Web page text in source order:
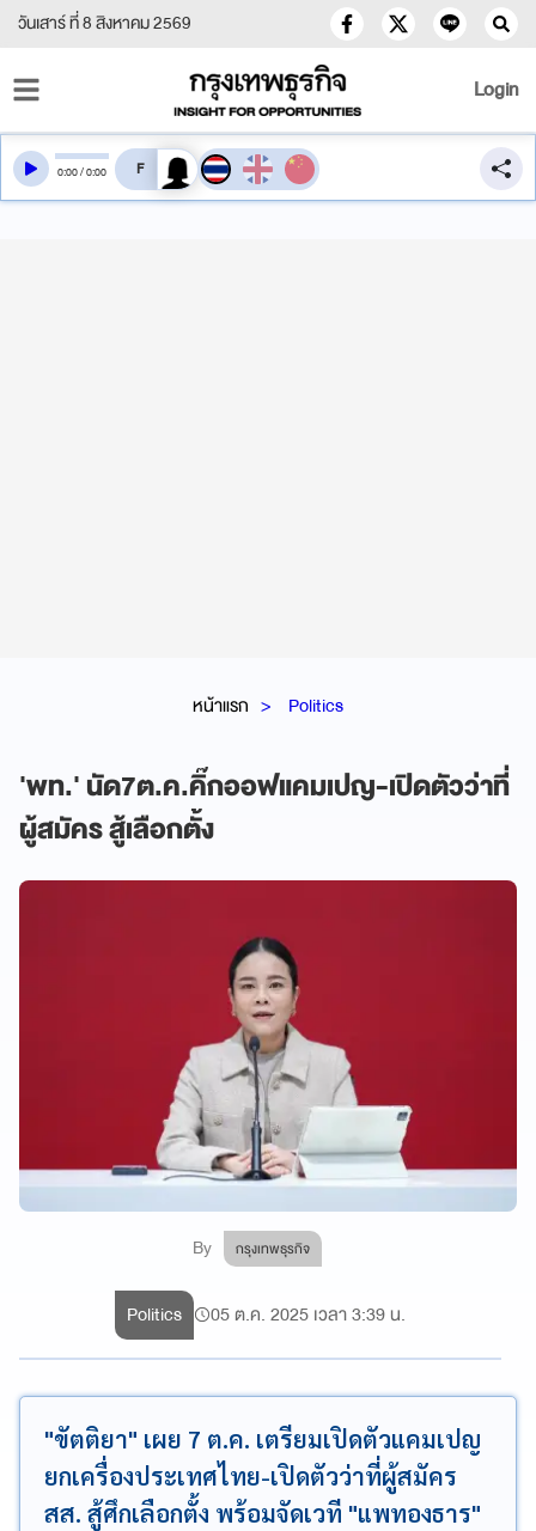
วันเสาร์ ที่ 8 สิงหาคม 2569
Login
หน้าแรก Politics
'พท.' นัด7ต.ค.คิ๊กออฟแคมเปญ-เปิดตัวว่าที่
ผู้สมัคร สู้เลือกตั้ง
By กรุงเทพธุรกิจ
0:00/0:00 สลับเสียงอ่าน
Politics 05 ต.ค. 2025 เวลา 3:39 น.
"ขัตติยา" เผย 7 ต.ค. เตรียมเปิดตัวแคมเปญ
ยกเครื่องประเทศไทย-เปิดตัวว่าที่ผู้สมัคร
สส. สู้ศึกเลือกตั้ง พร้อมจัดเวที "แพทองธาร"